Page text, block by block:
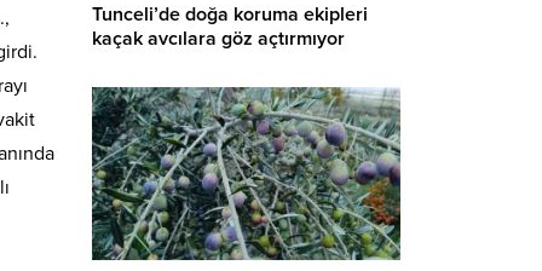
Tunceli’de doğa koruma ekipleri
kaçak avcılara göz açtırmıyor